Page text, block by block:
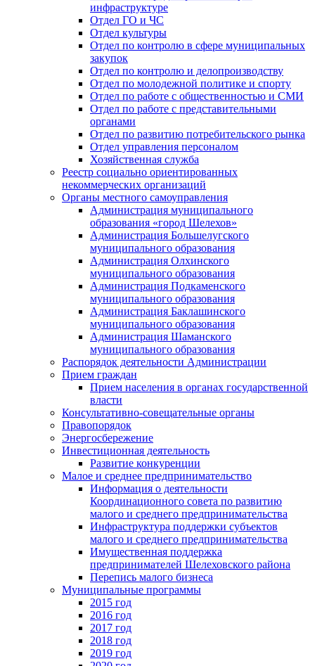
инфраструктуре
Отдел ГО и ЧС
Отдел культуры
Отдел по контролю в сфере муниципальных
закупок
Отдел по контролю и делопроизводству
Отдел по молодежной политике и спорту
Отдел по работе с общественностью и СМИ
Отдел по работе с представительными
органами
Отдел по развитию потребительского рынка
Отдел управления персоналом
Хозяйственная служба
Реестр социально ориентированных
некоммерческих организаций
Органы местного самоуправления
Администрация муниципального
образования «город Шелехов»
Администрация Большелугского
муниципального образования
Администрация Олхинского
муниципального образования
Администрация Подкаменского
муниципального образования
Администрация Баклашинского
муниципального образования
Администрация Шаманского
муниципального образования
Распорядок деятельности Администрации
Прием граждан
Прием населения в органах государственной
власти
Консультативно-совещательные органы
Правопорядок
Энергосбережение
Инвестиционная деятельность
Развитие конкуренции
Малое и среднее предпринимательство
Информация о деятельности
Координационного совета по развитию
малого и среднего предпринимательства
Инфраструктура поддержки субъектов
малого и среднего предпринимательства
Имущественная поддержка
предпринимателей Шелеховского района
Перепись малого бизнеса
Муниципальные программы
2015 год
2016 год
2017 год
2018 год
2019 год